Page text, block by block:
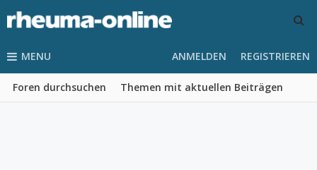
MENU
Foren durchsuchen Themen mit aktuellen Beiträgen
ANMELDEN REGISTRIEREN